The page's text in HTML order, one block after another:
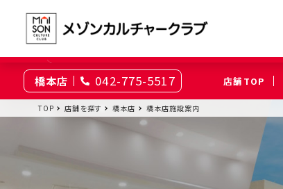
東京
綾瀬 大井町
橋本店 042-775-5517 店舗TOP
TOP 店舗を探す 橋本店 橋本店施設案内